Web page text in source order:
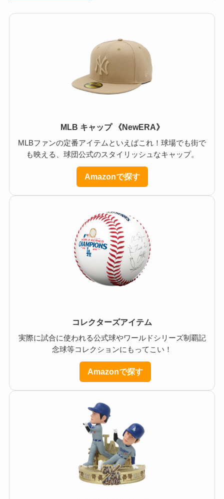
MLB キャップ 《NewERA》
MLBファンの定番アイテムといえばこれ！球場でも街で
も映える、球団公式のスタイリッシュなキャップ。
Amazonで探す
コレクターズアイテム
実際に試合に使われる公式球やワールドシリーズ制覇記
念球等コレクションにもってこい！
Amazonで探す